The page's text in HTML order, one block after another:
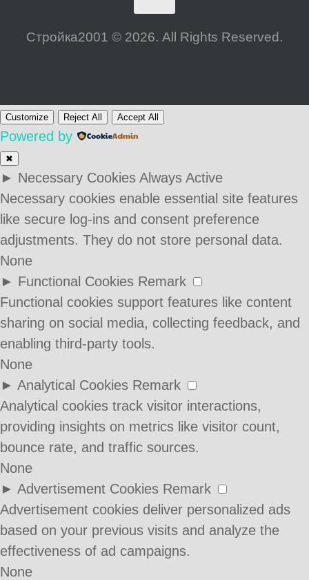
Стройка2001 © 2026. All Rights Reserved.
Customize Reject All Accept All
Powered by
✖
► Necessary Cookies Always Active
Necessary cookies enable essential site features
like secure log-ins and consent preference
adjustments. They do not store personal data.
None
► Functional Cookies Remark
Functional cookies support features like content
sharing on social media, collecting feedback, and
enabling third-party tools.
None
► Analytical Cookies Remark
Analytical cookies track visitor interactions,
providing insights on metrics like visitor count,
bounce rate, and traffic sources.
None
► Advertisement Cookies Remark
Advertisement cookies deliver personalized ads
based on your previous visits and analyze the
effectiveness of ad campaigns.
None